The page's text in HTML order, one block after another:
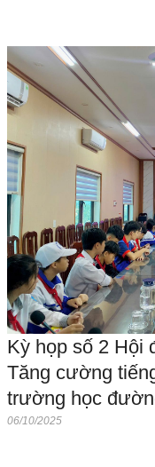
Kỳ họp số 2 Hội
Tăng cường
trường học
06/10/2025